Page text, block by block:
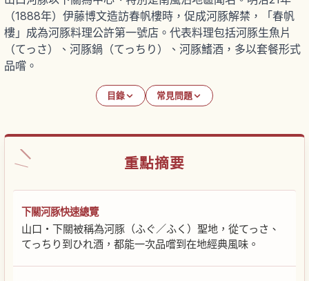
（1888年）伊藤博文造訪春帆樓時，促成河豚解禁，「春帆
樓」成為河豚料理公許第一號店。代表料理包括河豚生魚片
（てっさ）、河豚鍋（てっちり）、河豚鰭酒，多以套餐形式
品嚐。
目錄 常見問題
重點摘要
下關河豚快速總覽
山口・下關被稱為河豚（ふぐ／ふく）聖地，從てっさ、
てっちり到ひれ酒，都能一次品嚐到在地經典風味。